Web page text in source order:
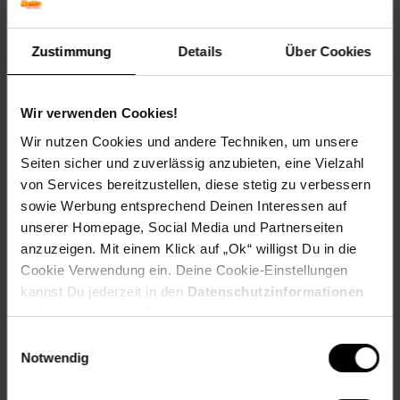
Zustimmung Details Über Cookies
Wir verwenden Cookies!
Wir nutzen Cookies und andere Techniken, um unsere
Seiten sicher und zuverlässig anzubieten, eine Vielzahl
von Services bereitzustellen, diese stetig zu verbessern
sowie Werbung entsprechend Deinen Interessen auf
unserer Homepage, Social Media und Partnerseiten
anzuzeigen. Mit einem Klick auf „Ok“ willigst Du in die
Cookie Verwendung ein. Deine Cookie-Einstellungen
kannst Du jederzeit in den Datenschutzinformationen
ändern bzw. widerrufen.
Notwendig
.
Artikelnummer: 2696825000
Versandinformationen
Herstellerinformationen